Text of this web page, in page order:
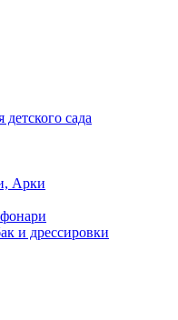
сада
Арки
и дрессировки